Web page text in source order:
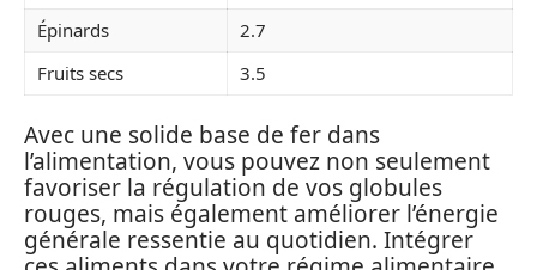
Épinards
2.7
Fruits secs
3.5
Avec une solide base de fer dans
l’alimentation, vous pouvez non seulement
favoriser la régulation de vos globules
rouges, mais également améliorer l’énergie
générale ressentie au quotidien. Intégrer